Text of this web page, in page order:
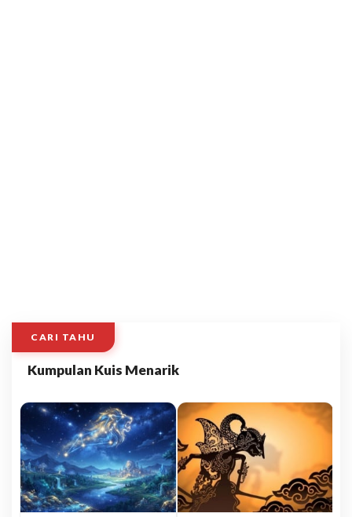
CARI TAHU
Kumpulan Kuis Menarik